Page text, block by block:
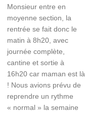
Monsieur entre en
moyenne section, la
rentrée se fait donc le
matin à 8h20, avec
journée complète,
cantine et sortie à
16h20 car maman est là
! Nous avions prévu de
reprendre un rythme
« normal » la semaine